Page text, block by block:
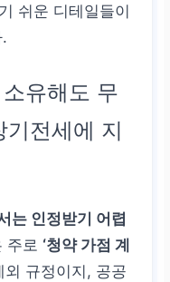
쉬운 디테일들이
유해도 무
전세에 지
는 인정받기 어렵
주로 ‘청약 가점 계
규정이지, 공공